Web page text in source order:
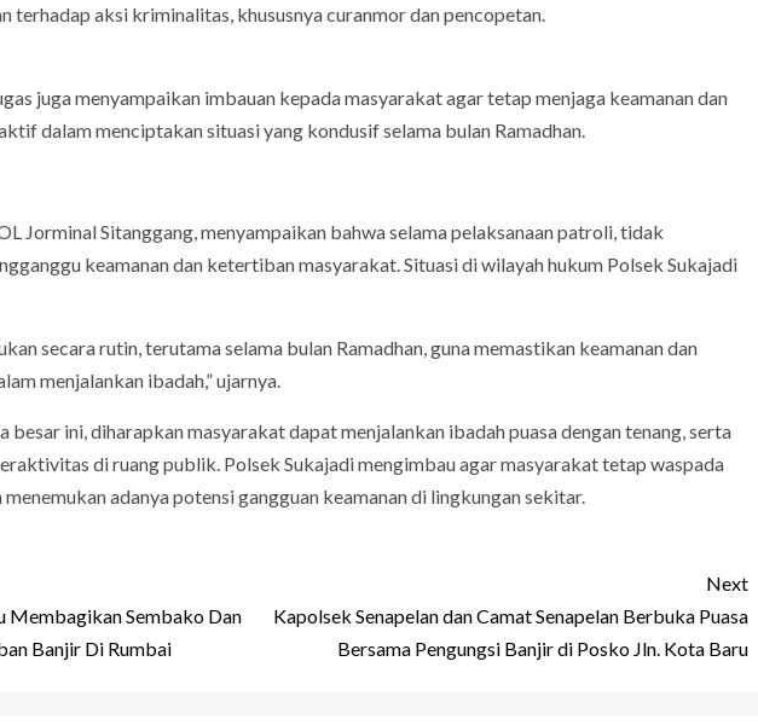
terhadap aksi kriminalitas, khususnya curanmor dan pencopetan.
juga menyampaikan imbauan kepada masyarakat agar tetap menjaga keamanan dan
dalam menciptakan situasi yang kondusif selama bulan Ramadhan.
Jorminal Sitanggang, menyampaikan bahwa selama pelaksanaan patroli, tidak
keamanan dan ketertiban masyarakat. Situasi di wilayah hukum Polsek Sukajadi
secara rutin, terutama selama bulan Ramadhan, guna memastikan keamanan dan
menjalankan ibadah,” ujarnya.
besar ini, diharapkan masyarakat dapat menjalankan ibadah puasa dengan tenang, serta
di ruang publik. Polsek Sukajadi mengimbau agar masyarakat tetap waspada
adanya potensi gangguan keamanan di lingkungan sekitar.
Membagikan Sembako Dan
Banjir Di Rumbai
Next
Kapolsek Senapelan dan Camat Senapelan Berbuka Puasa
Bersama Pengungsi Banjir di Posko Jln. Kota Baru